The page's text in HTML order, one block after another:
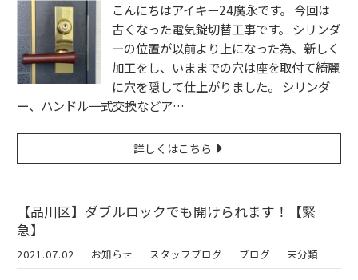
こんにちはアイキー24廣永です。 今回は
古くなった電気錠切替工事です。 シリンダ
ーの位置が以前より上になった為、新しく
加工をし、いままでの穴は座を取付て綺麗
に穴を隠して仕上がりました。 シリンダ
ー、ハンドル一式交換などア…
詳しくはこちら
【品川区】ダブルロックでも開けられます！【緊
急】
2021.07.02 お知らせ スタッフブログ ブログ 未分類